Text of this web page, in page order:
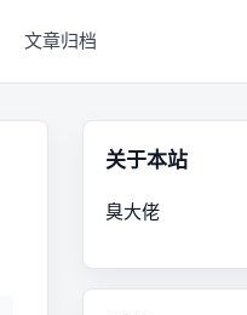
文章归档
关于本站
臭大佬